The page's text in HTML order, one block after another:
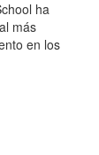
ha
más
en los